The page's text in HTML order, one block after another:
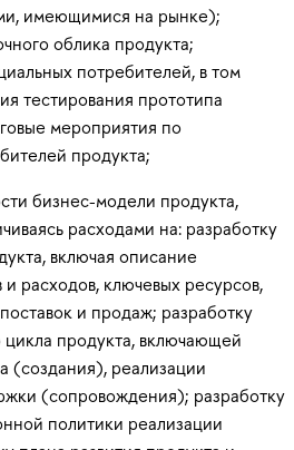
имеющимися на рынке);
облика продукта;
потребителей, в том
тестирования прототипа
мероприятия по
продукта;
бизнес-модели продукта,
расходами на: разработку
включая описание
расходов, ключевых ресурсов,
и продаж; разработку
продукта, включающей
(создания), реализации
(сопровождения); разработку
политики реализации